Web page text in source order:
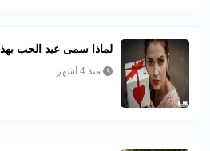
لماذا سمى عيد الحب
منذ 4 أشهر